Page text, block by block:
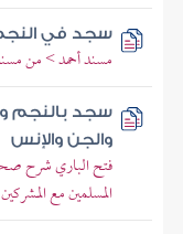
سجد في
مسند أحمد > من
سجد بالنجم
والجن والإنس
فتح الباري شرح
المسلمين مع المشركين